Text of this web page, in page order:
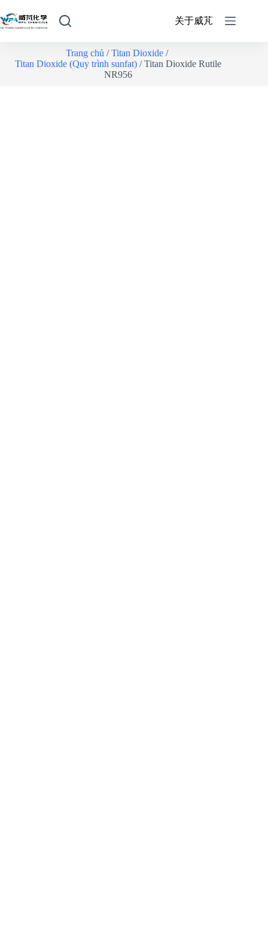
关于威芃
Trang chủ /Titan Dioxide/
Titan Dioxide (Quy trình sunfat)/ Titan Dioxide Rutile
NR956